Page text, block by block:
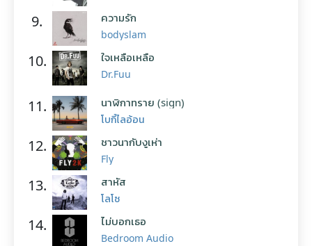
9. ความรัก
bodyslam
10. ใจเหลือเหลือ
Dr.Fuu
11. นาฬิกาทราย (sign)
โบกี้ไลอ้อน
12. ชาวนากับงูเห่า
Fly
13. สาหัส
โลโซ
14. ไม่บอกเธอ
Bedroom Audio